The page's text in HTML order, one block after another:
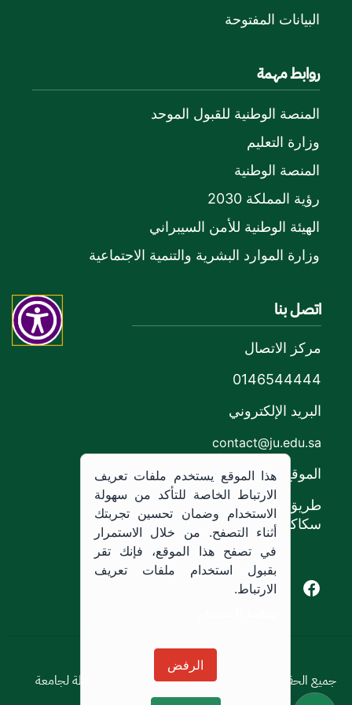
البيانات المفتوحة
روابط مهمة
المنصة الوطنية للقبول الموحد
وزارة التعليم
المنصة الوطنية
رؤية المملكة 2030
الهيئة الوطنية للأمن السيبراني
وزارة الموارد البشرية والتنمية الاجتماعية
اتصل بنا
مركز الاتصال
0146544444
البريد الإلكتروني
contact@ju.edu.sa
الموقع
طريق الملك خالد،
سكاكا, المملكة العربية السعودية.
Facebook of Jouf University
X of Jouf University
سياسة الاستخدام
جميع الحقوق محفوظة © 2026 جميع الحقوق محفوظة لجامعة
هذا الموقع يستخدم ملفات تعريف
الارتباط الخاصة للتأكد من سهولة
الاستخدام وضمان تحسين تجربتك
أثناء التصفح. من خلال الاستمرار
في تصفح هذا الموقع، فإنك تقر
بقبول استخدام ملفات تعريف
الارتباط.
الرفض